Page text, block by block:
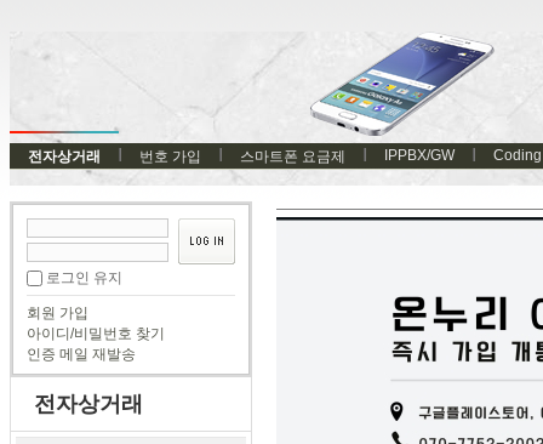
전자상거래 번호 가입 스마트폰 요금제 IPPBX/GW Coding
로그인 유지
회원 가입
아이디/비밀번호 찾기
인증 메일 재발송
전자상거래